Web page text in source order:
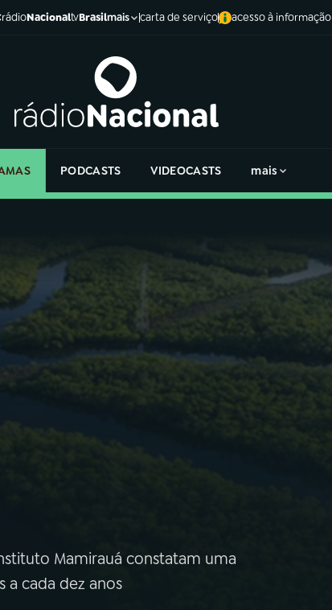
rádioNacionaltvBrasilmais carta de serviço acesso à informação
PODCASTS VIDEOCASTS mais
Mamirauá constatam uma
a cada dez anos